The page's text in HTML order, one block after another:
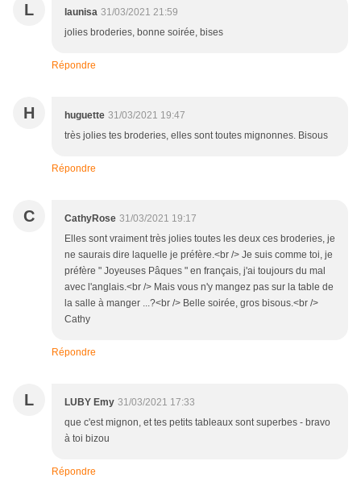
L launisa 31/03/2021 21:59
jolies broderies, bonne soirée, bises
Répondre
H huguette 31/03/2021 19:47
très jolies tes broderies, elles sont toutes mignonnes. Bisous
Répondre
C CathyRose 31/03/2021 19:17
Elles sont vraiment très jolies toutes les deux ces broderies, je
ne saurais dire laquelle je préfère.<br /> Je suis comme toi, je
préfère " Joyeuses Pâques " en français, j'ai toujours du mal
avec l'anglais.<br /> Mais vous n'y mangez pas sur la table de
la salle à manger ...?<br /> Belle soirée, gros bisous.<br />
Cathy
Répondre
L LUBY Emy 31/03/2021 17:33
que c'est mignon, et tes petits tableaux sont superbes - bravo
à toi bizou
Répondre